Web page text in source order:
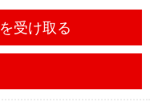
を受け取る